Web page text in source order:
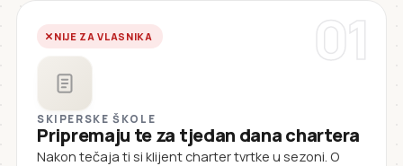
01
NIJE ZA VLASNIKA
SKIPERSKE ŠKOLE
Pripremaju te za tjedan dana chartera
Nakon tečaja ti si klijent charter tvrtke u sezoni. O